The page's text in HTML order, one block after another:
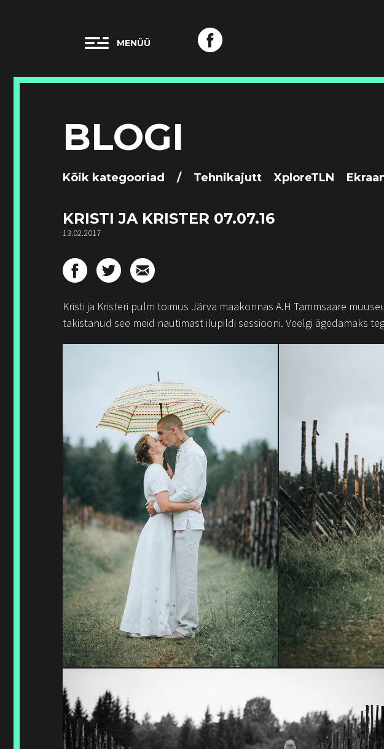
BLOGI
Kõik kategooriad / Tehnikajutt XploreTLN
KRISTI JA KRISTER 07.07.16
13.02.2017
Kristi ja Kristeri pulm toimus Järva maakonnas A.H Tammsaare
takistanud see meid nautimast ilupildi sessiooni. Veelgi ägedamaks